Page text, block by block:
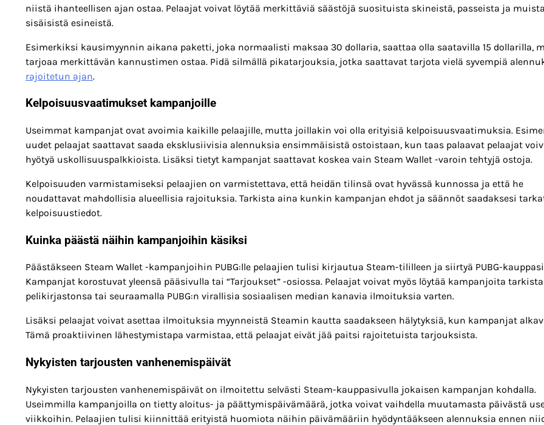
niistä ihanteellisen ajan ostaa. Pelaajat voivat löytää merkittäviä säästöjä suosituista skineistä, passeista ja
sisäisistä esineistä.
Esimerkiksi kausimyynnin aikana paketti, joka normaalisti maksaa 30 dollaria, saattaa olla saatavilla 15 dollarilla,
tarjoaa merkittävän kannustimen ostaa. Pidä silmällä pikatarjouksia, jotka saattavat tarjota vielä syvempiä
rajoitetun ajan.
Kelpoisuusvaatimukset kampanjoille
Useimmat kampanjat ovat avoimia kaikille pelaajille, mutta joillakin voi olla erityisiä kelpoisuusvaatimuksia.
uudet pelaajat saattavat saada eksklusiivisia alennuksia ensimmäisistä ostoistaan, kun taas palaavat pelaajat
hyötyä uskollisuuspalkkioista. Lisäksi tietyt kampanjat saattavat koskea vain Steam Wallet -varoin tehtyjä ostoja.
Kelpoisuuden varmistamiseksi pelaajien on varmistettava, että heidän tilinsä ovat hyvässä kunnossa ja että he
noudattavat mahdollisia alueellisia rajoituksia. Tarkista aina kunkin kampanjan ehdot ja säännöt saadaksesi
kelpoisuustiedot.
Kuinka päästä näihin kampanjoihin käsiksi
Päästäkseen Steam Wallet -kampanjoihin PUBG:lle pelaajien tulisi kirjautua Steam-tililleen ja siirtyä PUBG-
Kampanjat korostuvat yleensä pääsivulla tai “Tarjoukset” -osiossa. Pelaajat voivat myös löytää kampanjoita
pelikirjastonsa tai seuraamalla PUBG:n virallisia sosiaalisen median kanavia ilmoituksia varten.
Lisäksi pelaajat voivat asettaa ilmoituksia myynneistä Steamin kautta saadakseen hälytyksiä, kun kampanjat
Tämä proaktiivinen lähestymistapa varmistaa, että pelaajat eivät jää paitsi rajoitetuista tarjouksista.
Nykyisten tarjousten vanhenemispäivät
Nykyisten tarjousten vanhenemispäivät on ilmoitettu selvästi Steam-kauppasivulla jokaisen kampanjan kohdalla.
Useimmilla kampanjoilla on tietty aloitus- ja päättymispäivämäärä, jotka voivat vaihdella muutamasta päivästä
viikkoihin. Pelaajien tulisi kiinnittää erityistä huomiota näihin päivämääriin hyödyntääkseen alennuksia ennen